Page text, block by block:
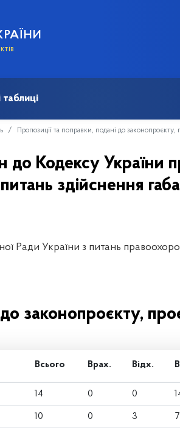
таблиці
Пропозиції та поправки, подані до законопроєкту,
Кодексу України
здійснення
Ради України з питань
законопроєкту,
Всього Врах. Відх.
14 0 0
10 0 3 7